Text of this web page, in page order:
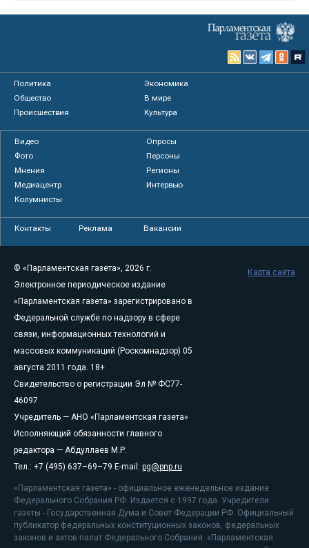
Политика
Экономика
Общество
В мире
Происшествия
Культура
Видео
Опросы
Фото
Персоны
Мнения
Регионы
Медиацентр
Интервью
Колумнисты
Контакты Реклама Вакансии
© «Парламентская газета», 2026 г.
Электронное периодическое издание
«Парламентская газета» зарегистрировано в
Федеральной службе по надзору в сфере
связи, информационных технологий и
массовых коммуникаций (Роскомнадзор) 05
августа 2011 года. 18+
Свидетельство о регистрации Эл № ФС77-
46097
Учредитель — АНО «Парламентская газета»
Исполняющий обязанности главного
редактора — Абдуллаев М.Р.
Тел.: +7 (495) 637–69–79 E-mail: pg@pnp.ru
«Парламентская газета» - официальное еженедельное издание
Федерального Собрания РФ. Издается с 1997 года. Учредители
газеты - Государственная Дума и Совет Федерации РФ. Официальный
публикатор федеральных конституционных законов, федеральных
законов и актов палат Федерального Собрания. «Парламентская
Карта сайта